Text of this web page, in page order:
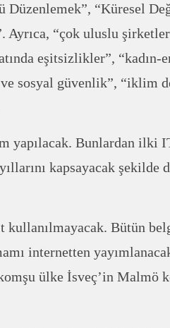
Düzenlemek”, “Küresel
Ayrıca, “çok uluslu
eşitsizlikler”, “kadın-
sosyal güvenlik”, “iklim
yapılacak. Bunlardan ilki
kapsayacak şekilde
kullanılmayacak. Bütün
internetten
komşu ülke İsveç’in Malmö